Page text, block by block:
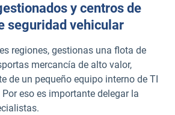
y centros de
seguridad vehicular
regiones, gestionas una flota de
mercancía de alto valor,
de un pequeño equipo interno de TI
eso es importante delegar la